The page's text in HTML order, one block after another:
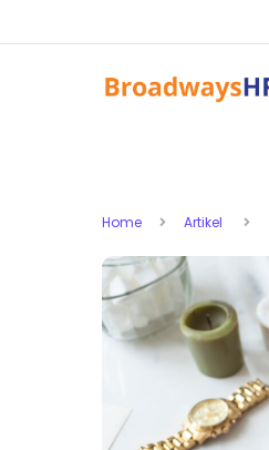
Home Artikel